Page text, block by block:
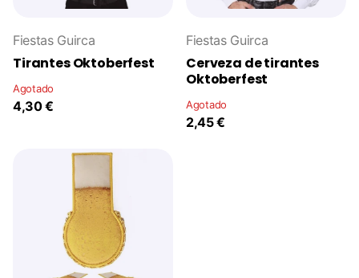
Fiestas Guirca
Tirantes Oktoberfest
Agotado
4,30 €
Fiestas Guirca
Cerveza de tirantes
Oktoberfest
Agotado
2,45 €